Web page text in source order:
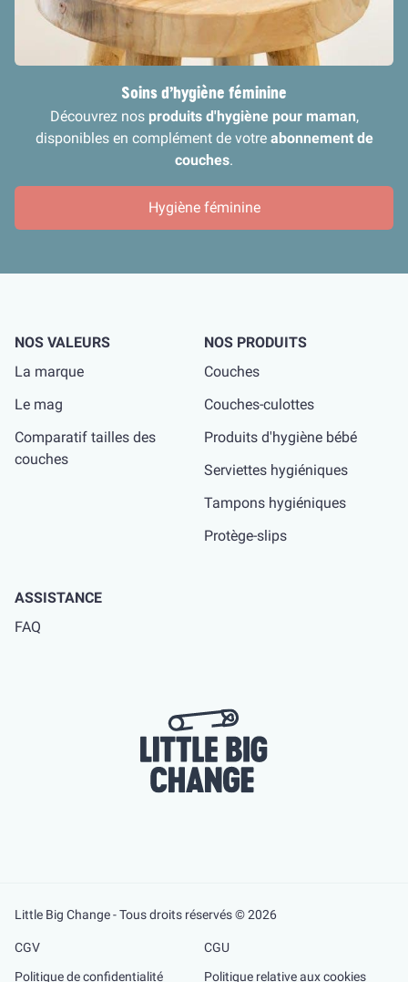
Soins d’hygiène féminine
Découvrez nos produits d'hygiène pour maman,
disponibles en complément de votre abonnement de
couches.
Hygiène féminine
NOS VALEURS
La marque
Le mag
Comparatif tailles des
couches
NOS PRODUITS
Couches
Couches-culottes
Produits d'hygiène bébé
Serviettes hygiéniques
Tampons hygiéniques
Protège-slips
ASSISTANCE
FAQ
Little Big Change - Tous droits réservés © 2026
CGV
CGU
Politique de confidentialité
Politique relative aux cookies